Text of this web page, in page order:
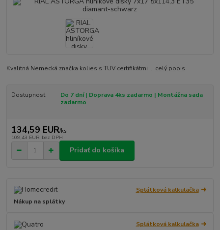
Kvalitná Nemecká značka kolies s TUV certifikátmi ... celý popis
Dostupnosť
Do 7 dní | Doprava 4ks zadarmo | Montážna sada
zadarmo
134,59 EUR/ks
109,43 EUR bez DPH
Pridať do košíka
Splátková kalkulačka
Nákup na splátky
Splátková kalkulačka